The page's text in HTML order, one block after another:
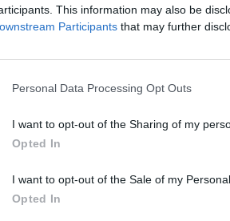
This information may also be
Participants that may further
Personal Data Processing Opt Outs
I want to opt-out of the Sharing of my
Opted In
I want to opt-out of the Sale of my Personal
Opted In
“Grande
a Pasqua e